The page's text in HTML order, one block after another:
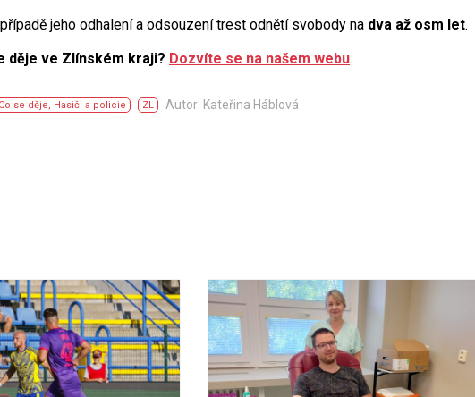
jeho odhalení a odsouzení trest odnětí svobody na dva až osm let.
děje ve Zlínském kraji? Dozvíte se na našem webu.
Co se děje, Hasiči a policie ZL Autor: Kateřina Háblová